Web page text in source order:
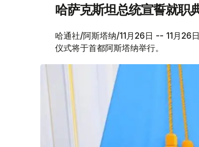
哈萨克斯坦总统宣誓就职
哈通社/阿斯塔纳/11月26日 -- 11月26
仪式将于首都阿斯塔纳举行。